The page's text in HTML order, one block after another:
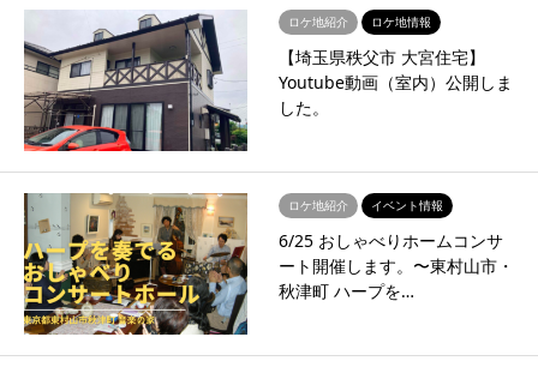
ロケ地紹介 ロケ地情報
【埼玉県秩父市 大宮住宅】
Youtube動画（室内）公開しま
した。
ロケ地紹介 イベント情報
6/25 おしゃべりホームコンサ
ート開催します。〜東村山市・
秋津町 ハープを…